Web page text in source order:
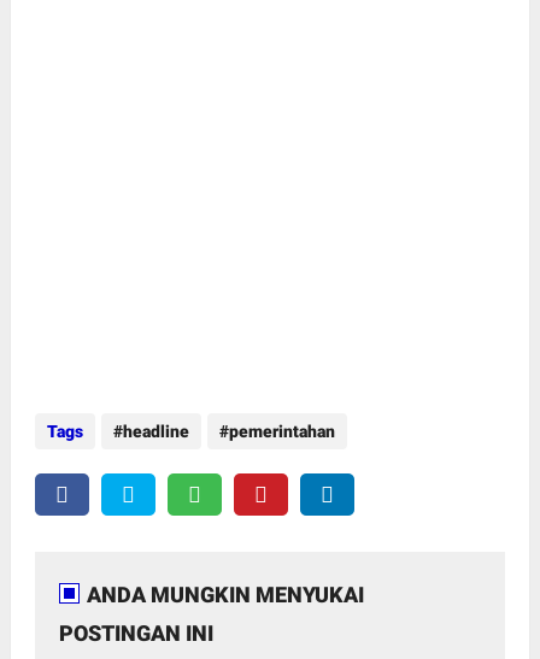
Tags headline pemerintahan
ANDA MUNGKIN MENYUKAI
POSTINGAN INI